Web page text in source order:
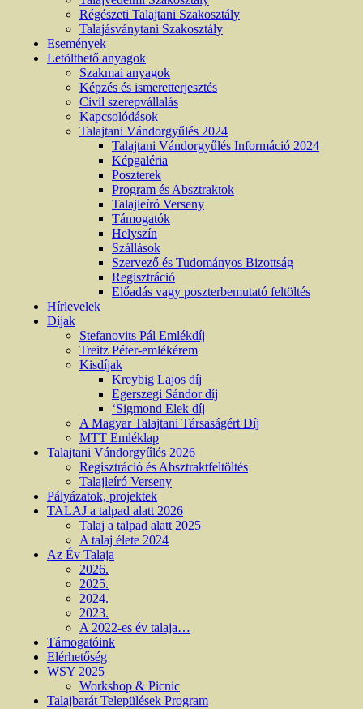
Régészeti Talajtani Szakosztály
Talajásványtani Szakosztály
Események
Letölthető anyagok
Szakmai anyagok
Képzés és ismeretterjesztés
Civil szerepvállalás
Kapcsolódások
Talajtani Vándorgyűlés 2024
Talajtani Vándorgyűlés Információ 2024
Képgaléria
Poszterek
Program és Absztraktok
Talajleíró Verseny
Támogatók
Helyszín
Szállások
Szervező és Tudományos Bizottság
Regisztráció
Előadás vagy poszterbemutató feltöltés
Hírlevelek
Díjak
Stefanovits Pál Emlékdíj
Treitz Péter-emlékérem
Kisdíjak
Kreybig Lajos díj
Egerszegi Sándor díj
‘Sigmond Elek díj
A Magyar Talajtani Társaságért Díj
MTT Emléklap
Talajtani Vándorgyűlés 2026
Regisztráció és Absztraktfeltöltés
Talajleíró Verseny
Pályázatok, projektek
TALAJ a talpad alatt 2026
Talaj a talpad alatt 2025
A talaj élete 2024
Az Év Talaja
2026.
2025.
2024.
2023.
A 2022-es év talaja…
Támogatóink
Elérhetőség
WSY 2025
Workshop & Picnic
Talajbarát Települések Program